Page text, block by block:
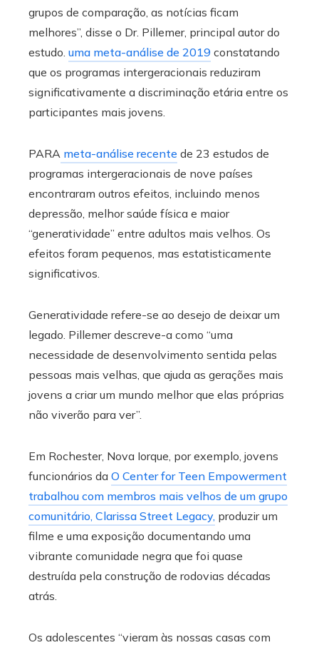
grupos de comparação, as notícias ficam
melhores”, disse o Dr. Pillemer, principal autor do
estudo. uma meta-análise de 2019 constatando
que os programas intergeracionais reduziram
significativamente a discriminação etária entre os
participantes mais jovens.
PARA meta-análise recente de 23 estudos de
programas intergeracionais de nove países
encontraram outros efeitos, incluindo menos
depressão, melhor saúde física e maior
“generatividade” entre adultos mais velhos. Os
efeitos foram pequenos, mas estatisticamente
significativos.
Generatividade refere-se ao desejo de deixar um
legado. Pillemer descreve-a como “uma
necessidade de desenvolvimento sentida pelas
pessoas mais velhas, que ajuda as gerações mais
jovens a criar um mundo melhor que elas próprias
não viverão para ver”.
Em Rochester, Nova Iorque, por exemplo, jovens
funcionários da O Center for Teen Empowerment
trabalhou com membros mais velhos de um grupo
comunitário, Clarissa Street Legacy, produzir um
filme e uma exposição documentando uma
vibrante comunidade negra que foi quase
destruída pela construção de rodovias décadas
atrás.
Os adolescentes “vieram às nossas casas com